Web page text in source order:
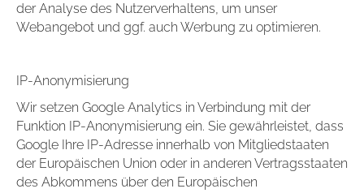
der Analyse des Nutzerverhaltens, um unser
Webangebot und ggf. auch Werbung zu optimieren.
IP-Anonymisierung
Wir setzen Google Analytics in Verbindung mit der
Funktion IP-Anonymisierung ein. Sie gewährleistet, dass
Google Ihre IP-Adresse innerhalb von Mitgliedstaaten
der Europäischen Union oder in anderen Vertragsstaaten
des Abkommens über den Europäischen